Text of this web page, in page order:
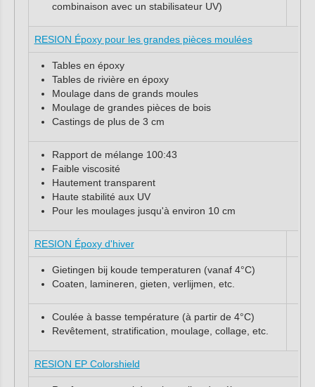
combinaison avec un stabilisateur UV)
RESION Époxy pour les grandes pièces moulées
Tables en époxy
Tables de rivière en époxy
Moulage dans de grands moules
Moulage de grandes pièces de bois
Castings de plus de 3 cm
Rapport de mélange 100:43
Faible viscosité
Hautement transparent
Haute stabilité aux UV
Pour les moulages jusqu'à environ 10 cm
RESION Époxy d'hiver
Gietingen bij koude temperaturen (vanaf 4°C)
Coaten, lamineren, gieten, verlijmen, etc.
Coulée à basse température (à partir de 4°C)
Revêtement, stratification, moulage, collage, etc.
RESION EP Colorshield